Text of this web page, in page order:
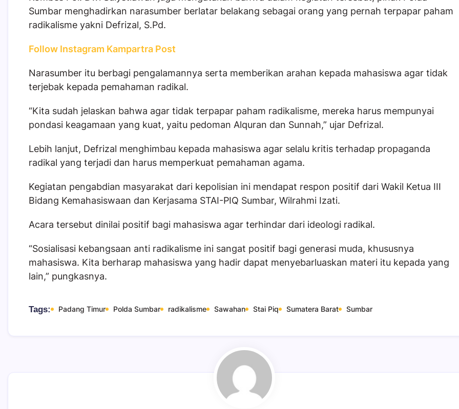
Sumbar menghadirkan narasumber berlatar belakang sebagai orang yang pernah terpapar paham
radikalisme yakni Defrizal, S.Pd.
Follow Instagram Kampartra Post
Narasumber itu berbagi pengalamannya serta memberikan arahan kepada mahasiswa agar tidak
terjebak kepada pemahaman radikal.
“Kita sudah jelaskan bahwa agar tidak terpapar paham radikalisme, mereka harus mempunyai
pondasi keagamaan yang kuat, yaitu pedoman Alquran dan Sunnah,” ujar Defrizal.
Lebih lanjut, Defrizal menghimbau kepada mahasiswa agar selalu kritis terhadap propaganda
radikal yang terjadi dan harus memperkuat pemahaman agama.
Kegiatan pengabdian masyarakat dari kepolisian ini mendapat respon positif dari Wakil Ketua III
Bidang Kemahasiswaan dan Kerjasama STAI-PIQ Sumbar, Wilrahmi Izati.
Acara tersebut dinilai positif bagi mahasiswa agar terhindar dari ideologi radikal.
“Sosialisasi kebangsaan anti radikalisme ini sangat positif bagi generasi muda, khususnya
mahasiswa. Kita berharap mahasiswa yang hadir dapat menyebarluaskan materi itu kepada yang
lain,” pungkasnya.
Tags: Padang Timur Polda Sumbar radikalisme Sawahan Stai Piq Sumatera Barat Sumbar